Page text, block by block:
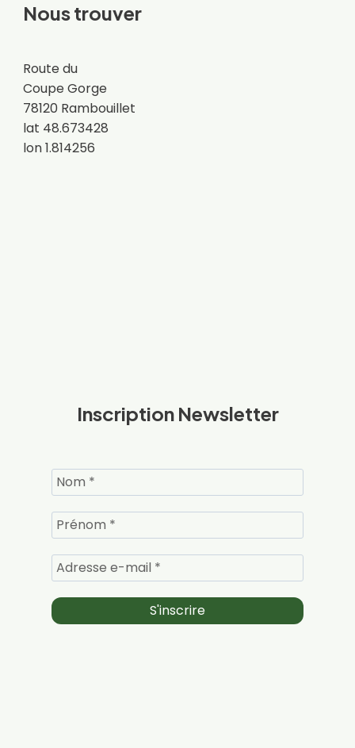
Nous trouver
Route du
Coupe Gorge
78120 Rambouillet
lat 48.673428
lon 1.814256
Inscription Newsletter